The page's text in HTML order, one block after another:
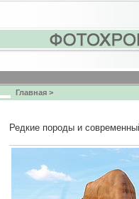
Главная >
Редкие породы и